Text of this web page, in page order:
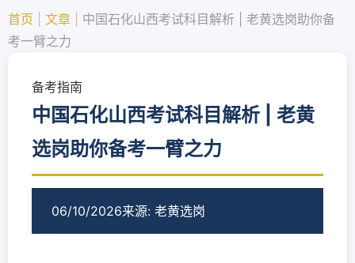
首页 文章
中国石化山西考试科目解析 | 老黄选岗助你备
考一臂之力
备考指南
中国石化山西考试科目解析 | 老黄
选岗助你备考一臂之力
06/10/2026来源: 老黄选岗